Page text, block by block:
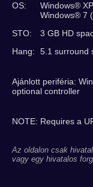
OS:
Windows®
Windows® 7
STO:
3 GB HD
Hang:
5.1 surround
Ajánlott periféria:
optional controller
NOTE: Requires a
Az oldalon csak
vagy egy hivatalos